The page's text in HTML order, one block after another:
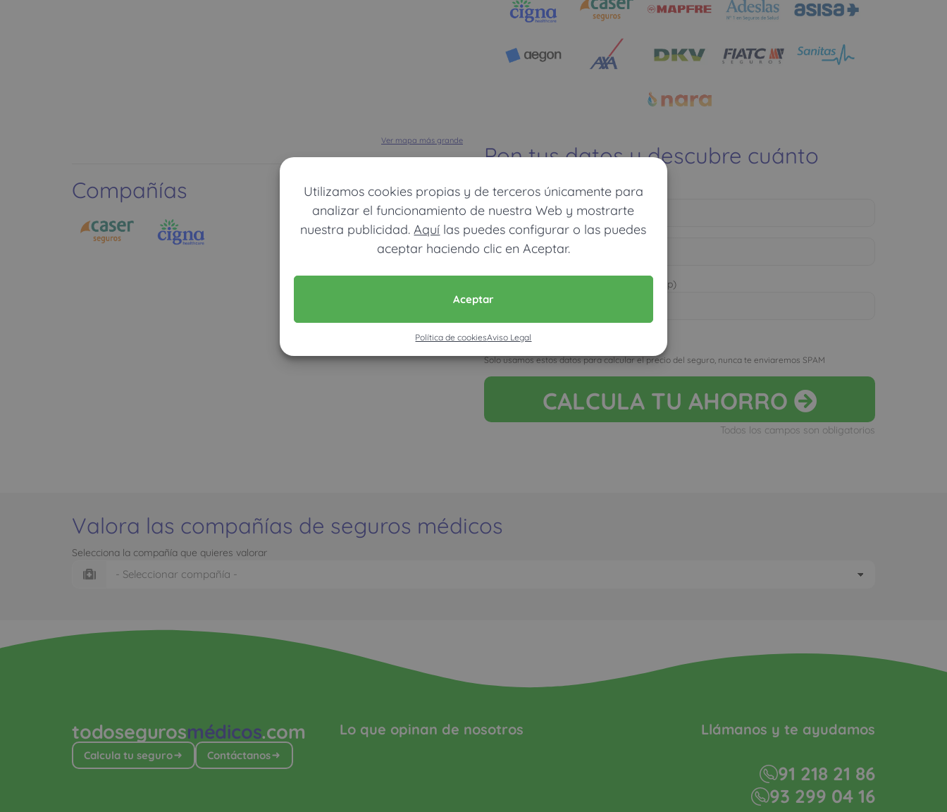
Utilizamos cookies propias y de terceros únicamente para
analizar el funcionamiento de nuestra Web y mostrarte
nuestra publicidad.Aquí las puedes configurar o las puedes
aceptar haciendo clic en Aceptar.
Aceptar
Política de cookiesAviso Legal
Ver mapa más grande
Compañías
Pon tus datos y descubre cuánto
dinero ahorrarías
Móvil (Enviamos resultados vía WhatsApp)
Acepto la nota legal y RGPD
Solo usamos estos datos para calcular el precio del seguro, nunca te enviaremos SPAM
CALCULA TU AHORRO
Todos los campos son obligatorios
Valora las compañías de seguros médicos
Selecciona la compañía que quieres valorar
todosegurosmédicos.com
Calcula tu seguro Contáctanos
Lo que opinan de nosotros Llámanos y te ayudamos
91 218 21 86
93 299 04 16